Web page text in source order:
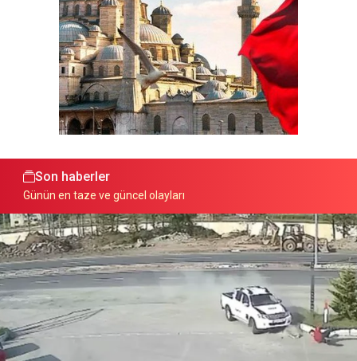
Son haberler
Günün en taze ve güncel olayları